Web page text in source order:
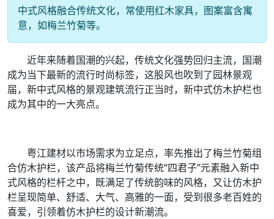
中式风格融合传统文化，常使用红木家具，图案富含寓
意，如梅兰竹菊等。
近年来随着国潮的兴起，传统文化强势回归主流，国潮
成为当下最新的流行时尚标签，这股风也吹到了园林景观
届，新中式风格的景观建筑流行正当时，新中式仿木护栏也
成为其中的一大亮点。
粤江建材以市场需求为立足点，率先推出了梅兰竹菊组
合仿木护栏，该产品将梅兰竹菊传统“四君子”元素融入新中
式风格的栏杆之中，既满足了传统韵味的风格，又让仿木护
栏呈现简单、舒适、大气、高雅的一面，受到很多老百姓的
喜爱，引领着仿木护栏的设计新潮流。